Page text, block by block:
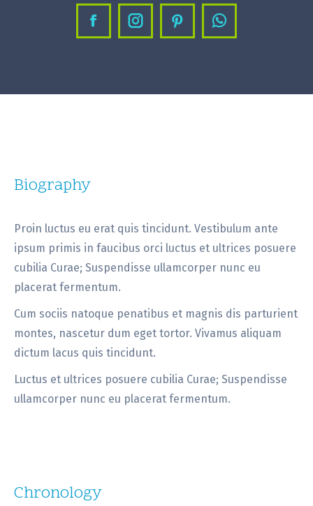
FacebookInstagramPinterestWhatsapp
Biography
Proin luctus eu erat quis tincidunt. Vestibulum ante
ipsum primis in faucibus orci luctus et ultrices posuere
cubilia Curae; Suspendisse ullamcorper nunc eu
placerat fermentum.
Cum sociis natoque penatibus et magnis dis parturient
montes, nascetur dum eget tortor. Vivamus aliquam
dictum lacus quis tincidunt.
Luctus et ultrices posuere cubilia Curae; Suspendisse
ullamcorper nunc eu placerat fermentum.
Chronology